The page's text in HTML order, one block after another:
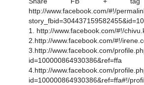
http://www.facebook.com/#!/
1. http://www.facebook.com/#!/
2.http://www.facebook.com/#!/
3.http://www.facebook.com/
id=100000864930386&ref=ffa
4.http://www.facebook.com/
id=100000864930386&ref=ffa#!/